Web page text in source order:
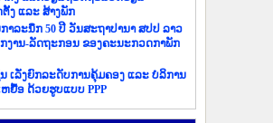
ງ ແລະ ສ້າງພັກ
ລະນຶກ 50 ປີ ວັນສະຖາປານາ ສປປ ລາວ
ງານ-ລັດຖະກອນ ຂອງຄະນະກວດກາພັກ
ເລັ່ງຍົກລະດັບການຄຸ້ມຄອງ ແລະ ບໍລິການ
ຍື້ອ ດ້ວຍຮູບແບບ PPP